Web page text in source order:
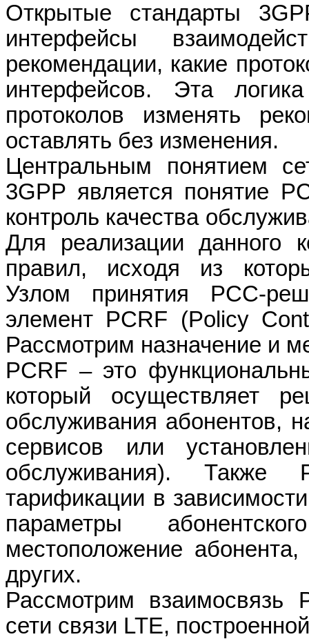
Открытые стандарты
интерфейсы
рекомендации, какие
интерфейсов. Эта
протоколов изменять
оставлять без изменения.
Центральным понятием
3GPP является понятие
контроль качества
Для реализации данного
правил, исходя из
Узлом принятия PCC-
элемент PCRF (Policy
Рассмотрим назначение и
PCRF – это
который осуществляет
обслуживания абонентов,
сервисов или
обслуживания). Также
тарификации в
параметры
местоположение
других.
Рассмотрим взаимосвязь
сети связи LTE,